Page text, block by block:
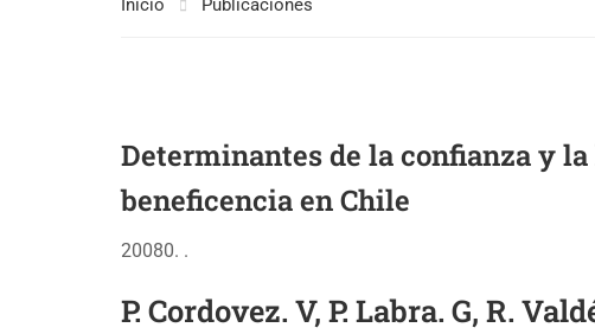
Inicio Publicaciones
Determinantes de la confianza y
beneficencia en Chile
20080. .
P. Cordovez. V, P. Labra. G, R.